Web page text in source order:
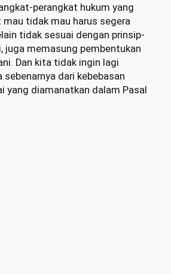
perangkat hukum yang
tidak mau harus segera
tidak sesuai dengan prinsip-
juga memasung pembentukan
Dan kita tidak ingin lagi
sebenarnya dari kebebasan
yang diamanatkan dalam Pasal